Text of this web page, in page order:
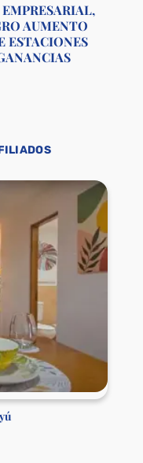
AUMENTO
ESTACIONES